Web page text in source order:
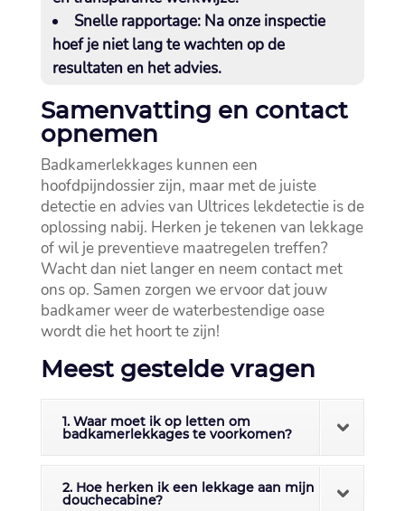
Snelle rapportage: Na onze inspectie
hoef je niet lang te wachten op de
resultaten en het advies.​
Samenvatting en contact
opnemen
Badkamerlekkages kunnen een
hoofdpijndossier zijn, maar met de juiste
detectie en advies van Ultrices lekdetectie is de
oplossing nabij.​ Herken je tekenen van lekkage
of wil je preventieve maatregelen treffen?
Wacht dan niet langer en neem contact met
ons op.​ Samen zorgen we ervoor dat jouw
badkamer weer de waterbestendige oase
wordt die het hoort te zijn!
Meest gestelde vragen
1. Waar moet ik op letten om
badkamerlekkages te voorkomen?
2. Hoe herken ik een lekkage aan mijn
douchecabine?